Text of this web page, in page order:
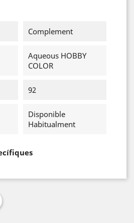
Complement
Aqueous HOBBY
COLOR
92
Disponible
Habitualment